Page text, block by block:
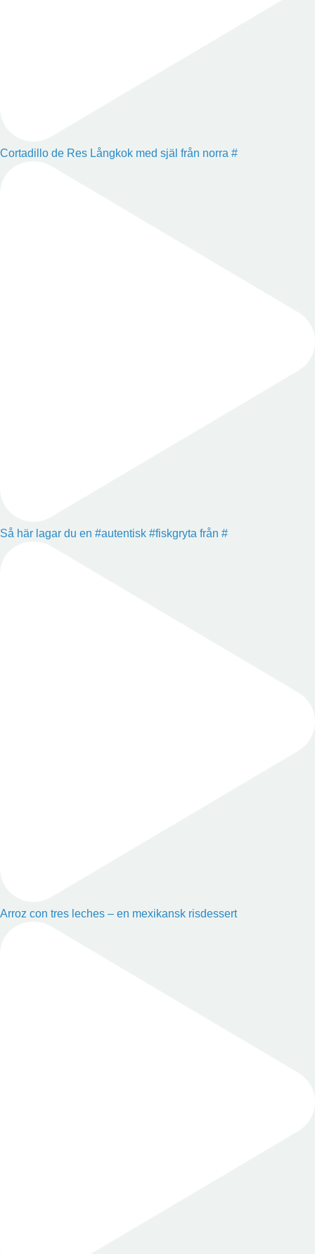
Cortadillo de Res Långkok med själ från norra #
Så här lagar du en #autentisk #fiskgryta från #
Arroz con tres leches – en mexikansk risdessert